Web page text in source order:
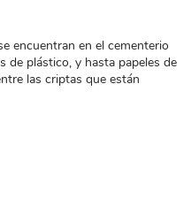
encuentran en el cementerio
de plástico, y hasta papeles de
las criptas que están